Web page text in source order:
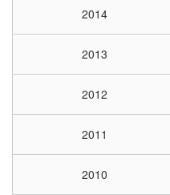
2014
2013
2012
2011
2010